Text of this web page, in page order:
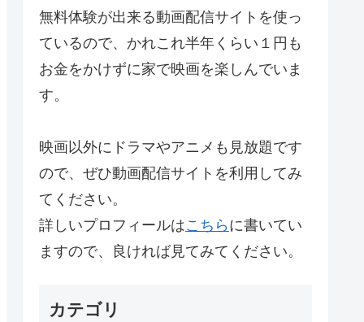
無料体験が出来る動画配信サイトを使っ
ているので、かれこれ半年くらい１円も
お金をかけずに家で映画を楽しんでいま
す。
映画以外にドラマやアニメも見放題です
ので、ぜひ動画配信サイトを利用してみ
てください。
詳しいプロフィールはこちら に書いてい
ますので、良ければ見てみてください。
カテゴリ